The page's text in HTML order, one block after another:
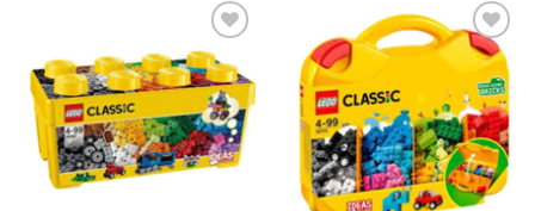
Añadir
a la
lista de
deseos
Añadir
a la
lista de
deseos